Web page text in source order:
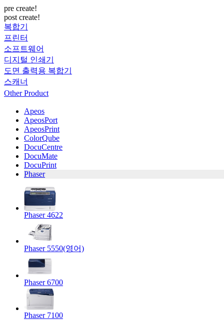
pre create!
post create!
복합기
프린터
소프트웨어
디지털 인쇄기
도면 출력용 복합기
스캐너
Other Product
Apeos
ApeosPort
ApeosPrint
ColorQube
DocuCentre
DocuMate
DocuPrint
Phaser
Phaser 4622
Phaser 5550(영어)
Phaser 6700
Phaser 7100